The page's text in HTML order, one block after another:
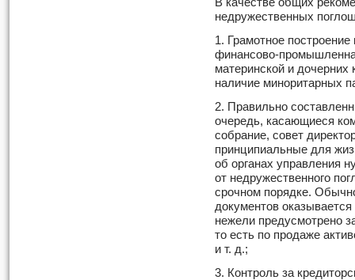
недружественных
1. Грамотное построение
финансово-
материнской и дочерних
наличие миноритарных
2. Правильно
очередь, касающиеся
собрание, совет
принципиальные для
об органах управления
от недружественного
срочном порядке.
документов
нежели предусмотрено
то есть по продаже
и т. д.;
3. Контроль за